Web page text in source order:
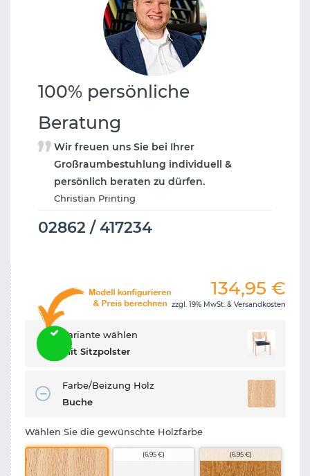
100% persönliche
Beratung
Wir freuen uns Sie bei Ihrer
Großraumbestuhlung individuell &
persönlich beraten zu dürfen.
Christian Printing
02862 / 417234
134,95 €
zzgl. 19% MwSt. & Versandkosten
Variante wählen
Mit Sitzpolster
Farbe/Beizung Holz
Buche
Wählen Sie die gewünschte Holzfarbe
(6,95 €) (6,95 €)